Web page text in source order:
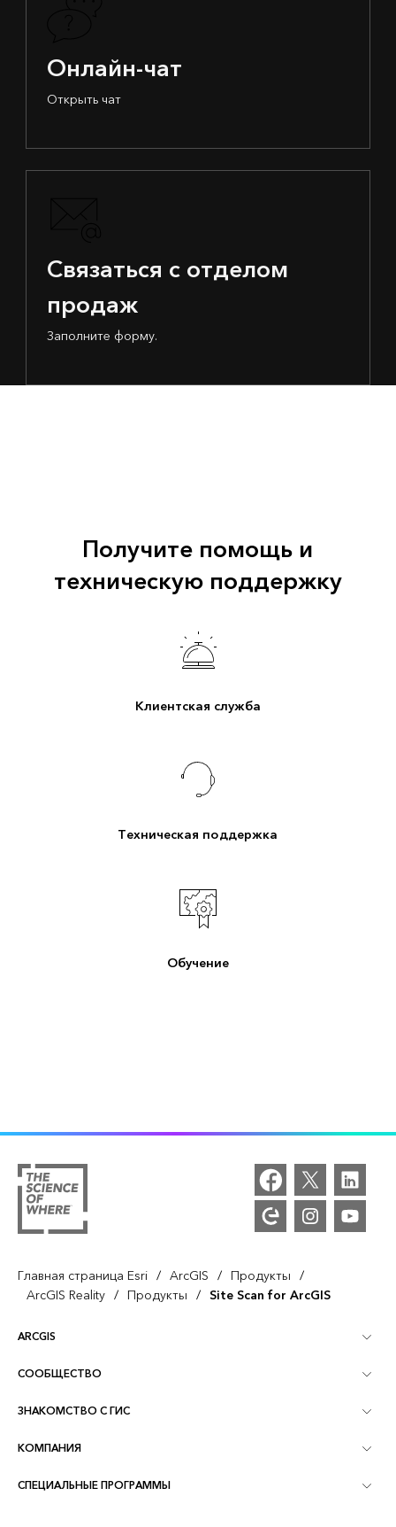
Онлайн-чат
Открыть чат
Связаться с отделом
продаж
Заполните форму.
Получите помощь и
техническую поддержку
Клиентская служба
Техническая поддержка
Обучение
Главная страница Esri / ArcGIS / Продукты /
ArcGIS Reality / Продукты / Site Scan for ArcGIS
ARCGIS
Обзор ArcGIS
Картография
СООБЩЕСТВО
Сообщества и форумы
Блог ArcGIS
ЗНАКОМСТВО С ГИС
Что такое ГИС?
Аналитика, основанная на местоположении
КОМПАНИЯ
Об Esri
СПЕЦИАЛЬНЫЕ ПРОГРАММЫ